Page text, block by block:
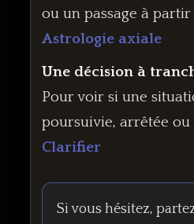
ou un passage à
Astrologie axiale
Une décision à
Pour voir si une
poursuivie, arrêtée ou
Clarifier
Si vous hésitez,